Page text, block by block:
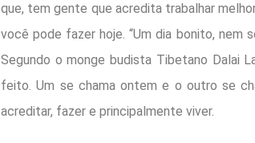
que, tem gente que acredita trabalhar
você pode fazer hoje. “Um dia bonito, nem
Segundo o monge budista Tibetano Dalai
feito. Um se chama ontem e o outro se
acreditar, fazer e principalmente viver.